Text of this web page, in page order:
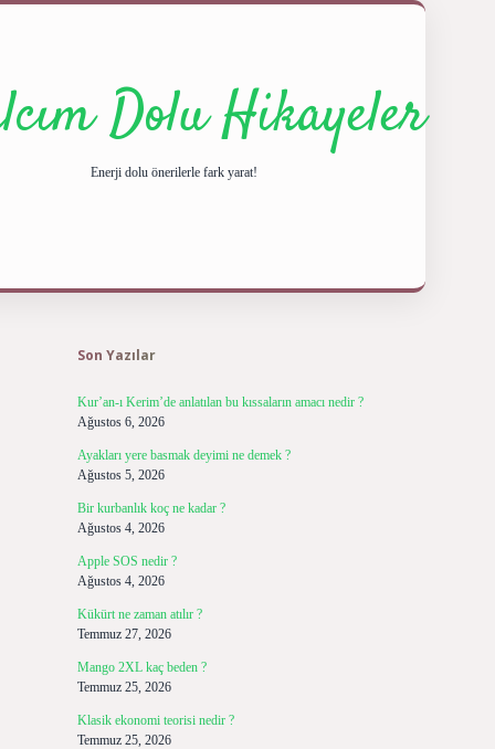
Dolu Hikayeler
Enerji dolu önerilerle fark yarat!
Son Yazılar
Kur’an-ı Kerim’de anlatılan bu kıssaların amacı nedir ?
Ağustos 6, 2026
Ayakları yere basmak deyimi ne demek ?
Ağustos 5, 2026
Bir kurbanlık koç ne kadar ?
Ağustos 4, 2026
Apple SOS nedir ?
Ağustos 4, 2026
Kükürt ne zaman atılır ?
Temmuz 27, 2026
Mango 2XL kaç beden ?
Temmuz 25, 2026
Klasik ekonomi teorisi nedir ?
Temmuz 25, 2026